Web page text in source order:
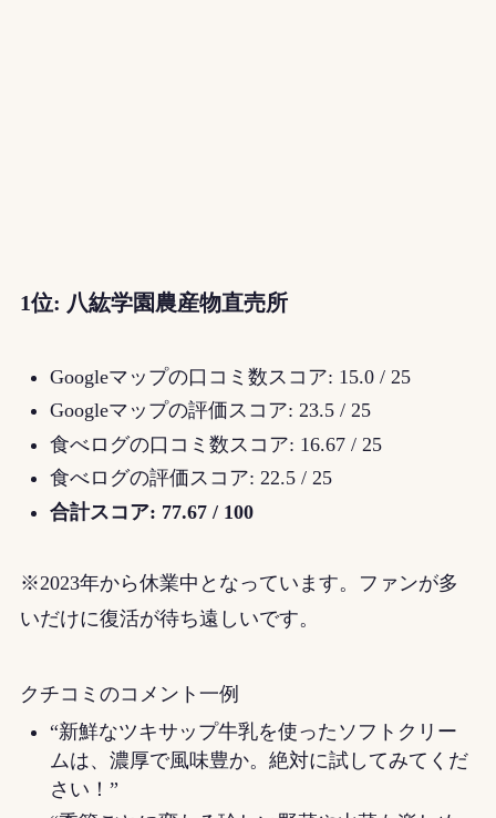
1位: 八紘学園農産物直売所
Googleマップの口コミ数スコア: 15.0 / 25
Googleマップの評価スコア: 23.5 / 25
食べログの口コミ数スコア: 16.67 / 25
食べログの評価スコア: 22.5 / 25
合計スコア: 77.67 / 100
※2023年から休業中となっています。ファンが多
いだけに復活が待ち遠しいです。
クチコミのコメント一例
“新鮮なツキサップ牛乳を使ったソフトクリー
ムは、濃厚で風味豊か。絶対に試してみてくだ
さい！”